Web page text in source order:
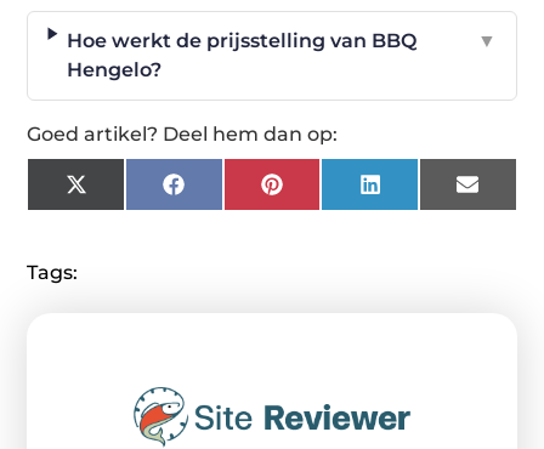
Hoe werkt de prijsstelling van BBQ
Hengelo?
▼
Goed artikel? Deel hem dan op:
X
(Twitter)
FacebookPinterestLinkedIn Email
Tags: